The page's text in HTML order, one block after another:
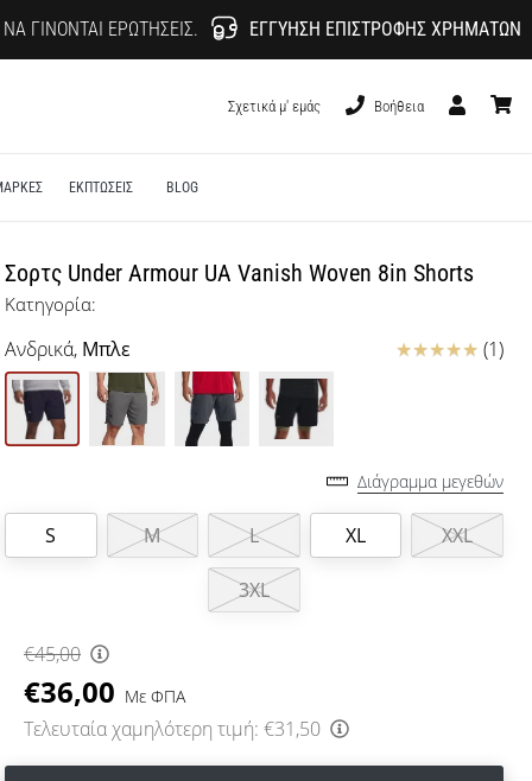
ΓΊΝΟΝΤΑΙ ΕΡΩΤΉΣΕΙΣ. ΕΓΓΎΗΣΗ ΕΠΙΣΤΡΟΦΉΣ ΧΡΗΜΆΤΩΝ
Σχετικά μ' εμάς
Βοήθεια
ΕΚΠΤΩΣΕΙΣ BLOG
Σορτς Under Armour UA Vanish Woven 8in Shorts
Κατηγορία:
Ανδρικά, Μπλε Κριτικές (1)
Διάγραμμα μεγεθών
S M L XL XXL
3XL
€45,00
€36,00 Με ΦΠΑ
Τελευταία χαμηλότερη τιμή: €31,50